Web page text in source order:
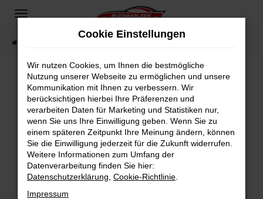
Zum
springen
Fahrzeugsuche
Fehler: Network Error
Beim Laden ist ein Fehler aufgetreten.
Hier sind ein paar Tipps, die dir helfen können:
Überprüfe deine Firewall und deine
Internetverbindung.
Laden andere Webseiten, zum Beispiel deine
Suchmaschine?
Cookie Einstellungen
Wir nutzen Cookies, um Ihnen die bestmögliche
Nutzung unserer Webseite zu ermöglichen und unsere
Kommunikation mit Ihnen zu verbessern. Wir
berücksichtigen hierbei Ihre Präferenzen und
verarbeiten Daten für Marketing und Statistiken nur,
wenn Sie uns Ihre Einwilligung geben. Wenn Sie zu
einem späteren Zeitpunkt Ihre Meinung ändern, können
Sie die Einwilligung jederzeit für die Zukunft widerrufen.
Weitere Informationen zum Umfang der
Datenverarbeitung finden Sie hier:
Datenschutzerklärung Cookie-Richtlinie
Impressum